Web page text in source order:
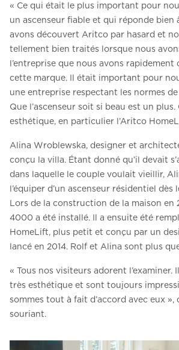
« Ce qui était le plus important pour
un ascenseur fiable et qui réponde bien
avons découvert Aritco par hasard et
tellement bien traités lorsque nous
l’entreprise que nous avons rapidement
cette marque. Il était important pour
une entreprise respectant les normes
Que l’ascenseur soit si beau est un plus.
esthétique, en particulier l’Aritco
Alina Wroblewska, designer et
conçu la villa. Étant donné qu’il devait
dans laquelle le couple voulait vieillir,
l’équiper d’un ascenseur résidentiel
Lors de la construction de la maison en
4000 a été installé. Il a ensuite été
HomeLift, plus petit et conçu par un
lancé en 2014. Rolf et Alina sont plus
« Tous nos visiteurs adorent l’examiner.
très esthétique et sont toujours
sommes tout à fait d’accord avec eux »,
souriant.